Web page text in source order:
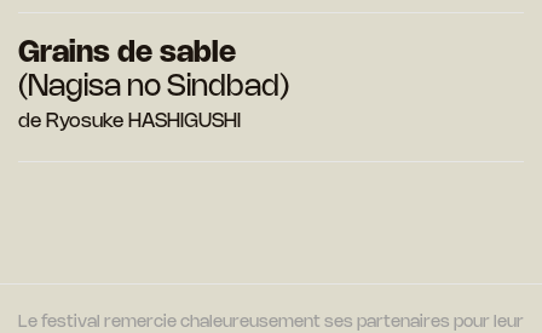
Grains de sable
(Nagisa no Sindbad)
de Ryosuke HASHIGUSHI
Le festival remercie chaleureusement ses partenaires pour leur